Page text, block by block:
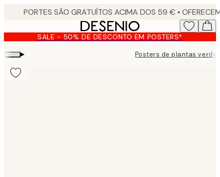
content. SALE - 50% DE DESCONTO EM POSTERS*
▸ Posters de plantas